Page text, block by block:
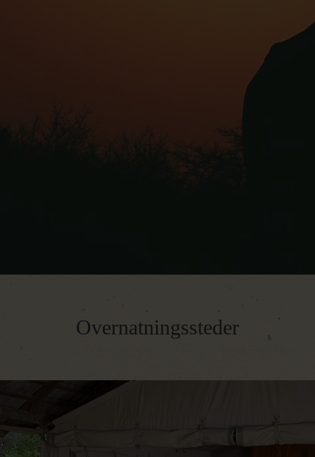
Overnatningssteder